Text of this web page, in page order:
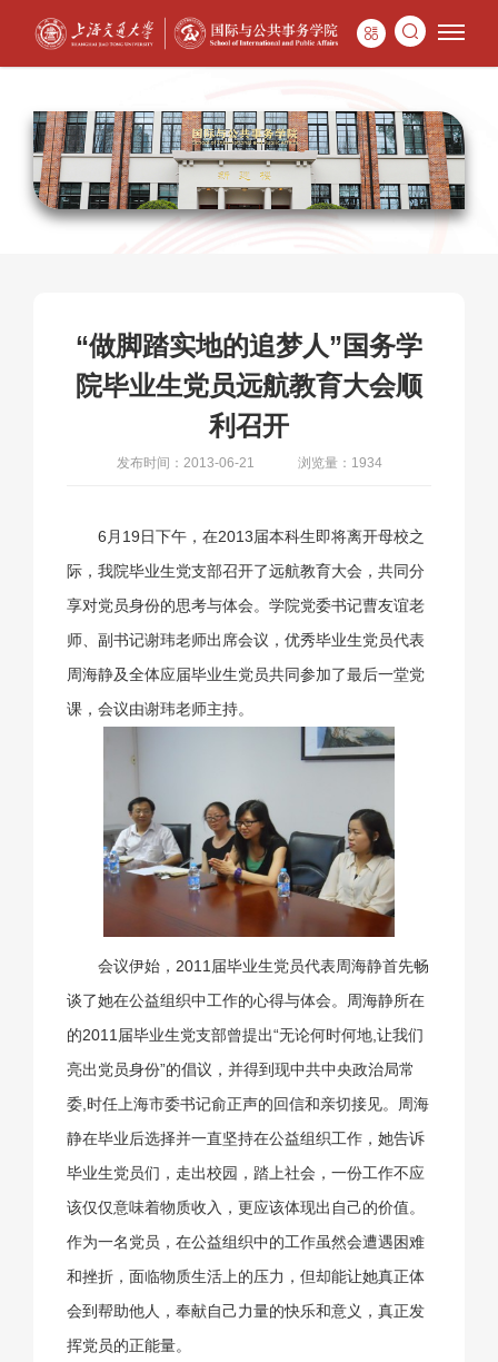
“做脚踏实地的追梦人”国务学
院毕业生党员远航教育大会顺
利召开
发布时间：2013-06-21 浏览量：1934
6月19日下午，在2013届本科生即将离开母校之
际，我院毕业生党支部召开了远航教育大会，共同分
享对党员身份的思考与体会。学院党委书记曹友谊老
师、副书记谢玮老师出席会议，优秀毕业生党员代表
周海静及全体应届毕业生党员共同参加了最后一堂党
课，会议由谢玮老师主持。
会议伊始，2011届毕业生党员代表周海静首先畅
谈了她在公益组织中工作的心得与体会。周海静所在
的2011届毕业生党支部曾提出“无论何时何地,让我们
亮出党员身份”的倡议，并得到现中共中央政治局常
委,时任上海市委书记俞正声的回信和亲切接见。周海
静在毕业后选择并一直坚持在公益组织工作，她告诉
毕业生党员们，走出校园，踏上社会，一份工作不应
该仅仅意味着物质收入，更应该体现出自己的价值。
作为一名党员，在公益组织中的工作虽然会遭遇困难
和挫折，面临物质生活上的压力，但却能让她真正体
会到帮助他人，奉献自己力量的快乐和意义，真正发
挥党员的正能量。